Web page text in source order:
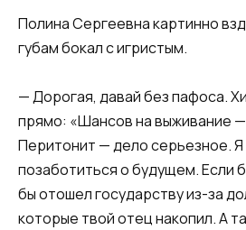
Полина Сергеевна картинно
губам бокал с игристым.
— Дорогая, давай без пафоса.
прямо: «Шансов на выживание
Перитонит — дело серьезное.
позаботиться о будущем. Если
бы отошел государству из-за
которые твой отец накопил. А